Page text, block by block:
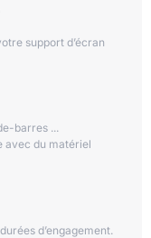
support d’écran
barres ...
avec du matériel
d’engagement.